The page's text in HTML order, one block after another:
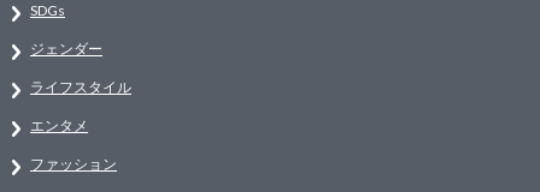
SDGs
ジェンダー
ライフスタイル
エンタメ
ファッション